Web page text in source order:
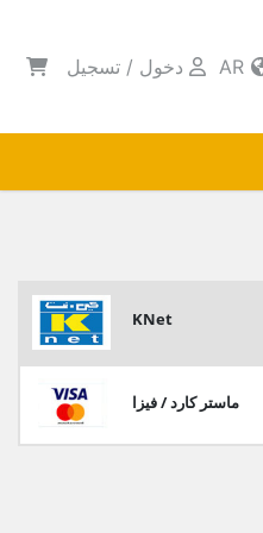
دخول / تسجيل
KNet
ماستر كارد / فيزا